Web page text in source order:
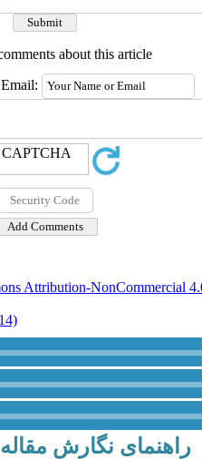
about this article
Attribution-NonCommercial
راهنمای نگارش مقاله